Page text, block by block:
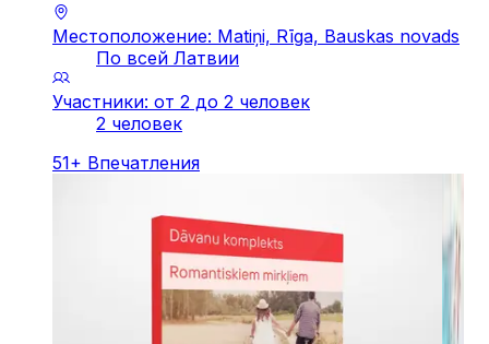
Местоположение: Matiņi, Rīga, Bauskas novads
По всей Латвии
Участники: от 2 до 2 человек
2 человек
51+ Впечатления